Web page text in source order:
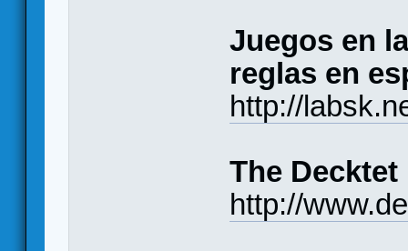
Juegos en
reglas en
http://
The
http://